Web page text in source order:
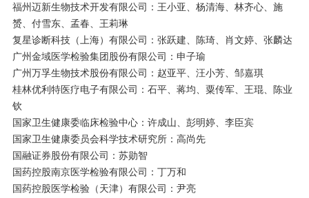
福州迈新生物技术开发有限公司：王小亚、杨清海、林齐心、施
赟、付雪东、孟春、王莉琳
复星诊断科技（上海）有限公司：张跃建、陈琦、肖文婷、张麟达
广州金域医学检验集团股份有限公司：申子瑜
广州万孚生物技术股份有限公司：赵亚平、汪小芳、邹嘉琪
桂林优利特医疗电子有限公司：石平、蒋均、粟传军、王琨、陈业
钦
国家卫生健康委临床检验中心：许成山、彭明婷、李臣宾
国家卫生健康委员会科学技术研究所：高尚先
国融证券股份有限公司：苏勋智
国药控股南京医学检验有限公司：丁万和
国药控股医学检验（天津）有限公司：尹亮